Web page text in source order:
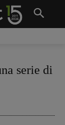
serie di